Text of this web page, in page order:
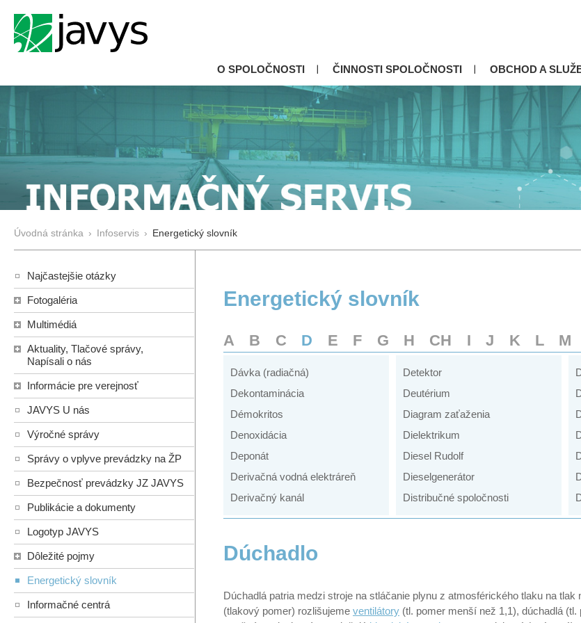
O SPOLOČNOSTI ČINNOSTI SPOLOČNOSTI OBCHOD A
Úvodná stránka › Infoservis › Energetický slovník
Najčastejšie otázky
Fotogaléria
Multimédiá
Aktuality, Tlačové správy,
Napísali o nás
Informácie pre verejnosť
JAVYS U nás
Výročné správy
Správy o vplyve prevádzky na ŽP
Bezpečnosť prevádzky JZ JAVYS
Publikácie a dokumenty
Logotyp JAVYS
Dôležité pojmy
Energetický slovník
Informačné centrá
Energetický slovník
A B C D E F G H CH I J K L M
Dávka (radiačná)
Dekontaminácia
Démokritos
Denoxidácia
Deponát
Derivačná vodná elektráreň
Derivačný kanál
Detektor
Deutérium
Diagram zaťaženia
Dielektrikum
Diesel Rudolf
Dieselgenerátor
Distribučné spoločnosti
Dúchadlo
Dúchadlá patria medzi stroje na stláčanie plynu z atmosférického tlaku na
(tlakový pomer) rozlišujeme ventilátory (tl. pomer menší než 1,1), dúchadlá (tl.